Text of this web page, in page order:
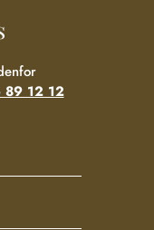
12 12